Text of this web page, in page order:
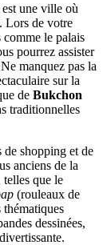
une ville où
Lors de votre
comme le palais
pourrez assister
manquez pas la
sur la
de Bukchon
traditionnelles
de shopping et de
anciens de la
telles que le
(rouleaux de
dessinées,